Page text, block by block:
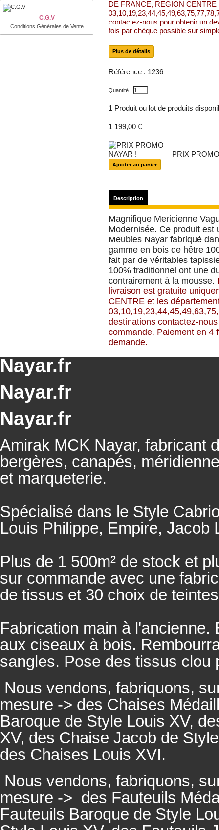
C.G.V
Conditions Générales de Vente
DE FRANCE, REGION CENTRE
contactez-nous pour obtenir un
fois par chèque possible sur
Plus de détails
Référence : 1236
Quantité :
1 Produit ou lot de produits
1 199,00 €
PRIX
Description
Magnifique Meridienne
Modernisée. Ce produit est
Meubles Nayar fabriqué
gamme en bois de hêtre
fait par de véritables
100% traditionnel ont une
contrairement à la mousse.
livraison est gratuite
CENTRE et les
destinations contactez-
commande. Paiement en 4
demande.
Nayar.fr
Nayar.fr
Nayar.fr
Amirak MCK Nayar, fabricant
bergères, canapés,
et marqueterie.
Spécialisé dans le Style
Louis Philippe, Empire, Jacob
Plus de 1 500m² de stock et
sur commande avec une
de tissus et 30 choix de
Fabrication main à
aux ciseaux à bois.
sangles. Pose des tissus clou
Nous vendons, fabriquons,
mesure -> des Chaises
Baroque de Style Louis XV,
XV, des Chaise Jacob de
des Chaises Louis XVI.
Nous vendons, fabriquons,
mesure -> des Fauteuils
Fauteuils Baroque de Style